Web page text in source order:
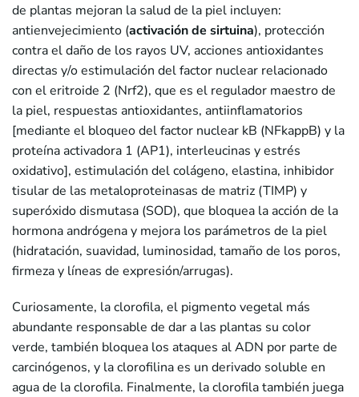
de plantas mejoran la salud de la piel incluyen:
antienvejecimiento (activación de sirtuina), protección
contra el daño de los rayos UV, acciones antioxidantes
directas y/o estimulación del factor nuclear relacionado
con el eritroide 2 (Nrf2), que es el regulador maestro de
la piel, respuestas antioxidantes, antiinflamatorios
[mediante el bloqueo del factor nuclear kB (NFkappB) y la
proteína activadora 1 (AP1), interleucinas y estrés
oxidativo], estimulación del colágeno, elastina, inhibidor
tisular de las metaloproteinasas de matriz (TIMP) y
superóxido dismutasa (SOD), que bloquea la acción de la
hormona andrógena y mejora los parámetros de la piel
(hidratación, suavidad, luminosidad, tamaño de los poros,
firmeza y líneas de expresión/arrugas).
Curiosamente, la clorofila, el pigmento vegetal más
abundante responsable de dar a las plantas su color
verde, también bloquea los ataques al ADN por parte de
carcinógenos, y la clorofilina es un derivado soluble en
agua de la clorofila. Finalmente, la clorofila también juega